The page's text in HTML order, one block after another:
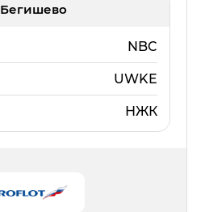
Бегишево
NBC
UWKE
НЖК